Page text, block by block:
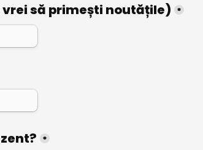
să primești noutățile) *
*